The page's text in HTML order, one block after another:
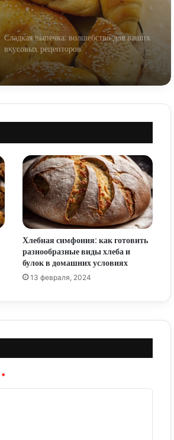
Сладкая выпечка: волшебство для ваших
вкусовых рецепторов
Татарская выпечка: кулинарное наследие
Эстетика в выпечке: превращаем
кулинарные шедевры в объекты
искусства
Сладкая выпечка: искусство создавать
кулинарные шедевры
Бездрожжевая выпечка: открывая двери
для здорового лакомства
Хлеб и выпечка от пятёрочки: запах
Пасхальная выпечка: символы веры и
Хлебная симфония: как готовить
разнообразные виды хлеба и
булок в домашних условиях
13 февраля, 2024
*